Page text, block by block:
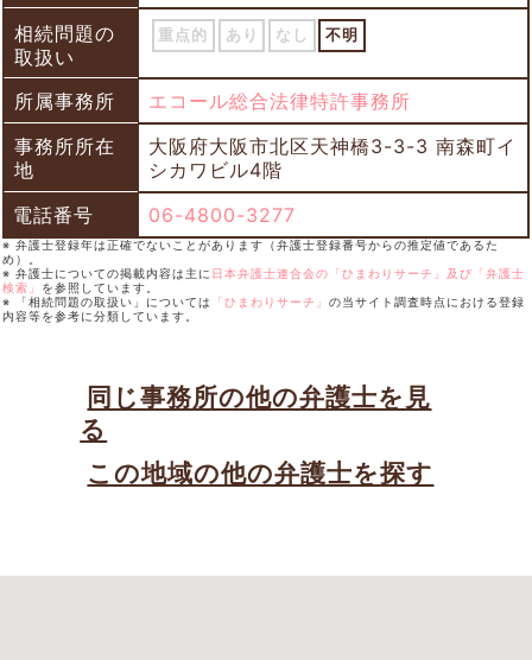
相続問題の
取扱い
重点的 あり なし 不明
所属事務所
エコール総合法律特許事務所
事務所所在
地
大阪府大阪市北区天神橋3-3-3 南森町イ
シカワビル4階
電話番号
06-4800-3277
※ 弁護士登録年は正確でないことがあります（弁護士登録番号からの推定値であるた
め）。
※ 弁護士についての掲載内容は主に 日本弁護士連合会の「ひまわりサーチ」及び「弁護士
検索」 を参照しています。
※ 「相続問題の取扱い」については
「ひまわりサーチ」 の当サイト調査時点における登録
内容等を参考に分類しています。
同じ事務所の他の弁護士を見
る
この地域の他の弁護士を探す